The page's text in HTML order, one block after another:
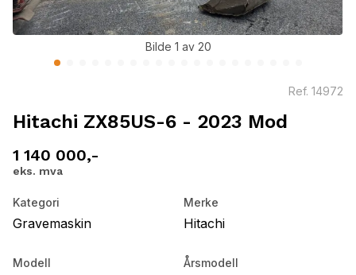
Bilde 1 av 20
Ref. 14972
Hitachi ZX85US-6 - 2023 Mod
1 140 000,-
eks. mva
Kategori
Gravemaskin
Merke
Hitachi
Modell Årsmodell